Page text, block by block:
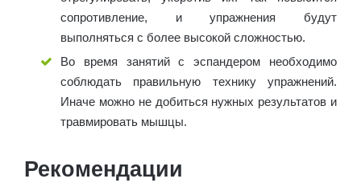
сопротивление, и упражнения будут
выполняться с более высокой сложностью.
Во время занятий с эспандером необходимо
соблюдать правильную технику упражнений.
Иначе можно не добиться нужных результатов и
травмировать мышцы.
Рекомендации